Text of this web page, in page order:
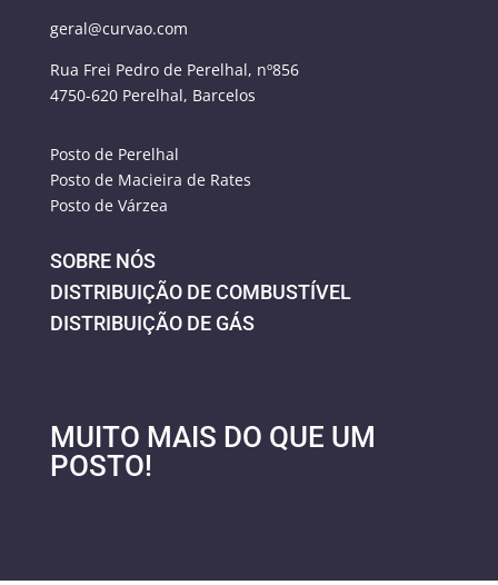
geral@curvao.com
Rua Frei Pedro de Perelhal, nº856
4750-620 Perelhal, Barcelos
Posto de Perelhal
Posto de Macieira de Rates
Posto de Várzea
SOBRE NÓS
DISTRIBUIÇÃO DE COMBUSTÍVEL
DISTRIBUIÇÃO DE GÁS
MUITO MAIS DO QUE UM
POSTO!